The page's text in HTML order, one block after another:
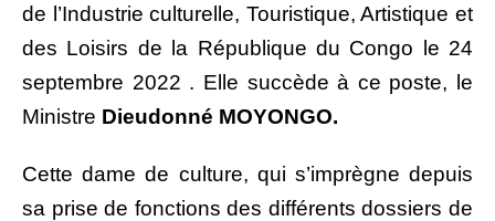
de l’Industrie culturelle, Touristique, Artistique et
des Loisirs de la République du Congo le 24
septembre 2022 . Elle succède à ce poste, le
Ministre Dieudonné MOYONGO.
Cette dame de culture, qui s’imprègne depuis
sa prise de fonctions des différents dossiers de